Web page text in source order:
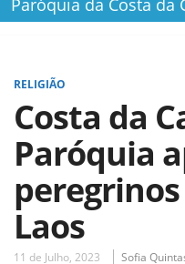
Paróquia da Costa da
RELIGIÃO
Costa da
Paróquia
Laos
11 de Julho, 2023 Sofia